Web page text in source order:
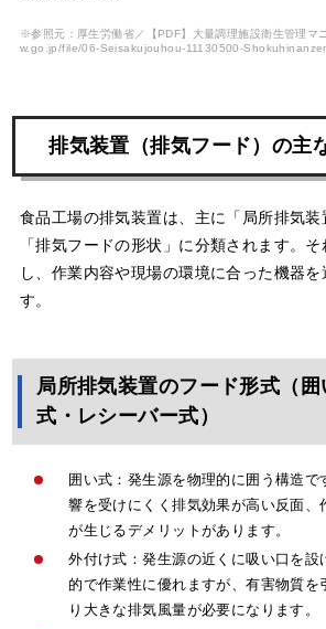
※参照元：厚生労働省／【PDF】大量調理施設衛生管理マ
w.go.jp/file/06-Seisakujouhou-11130500-
排気装置（排気フード）の主
食品工場の排気装置は、主に「局所排気装
「排気フードの形状」に分類されます。
し、作業内容や現場の環境に合った機器
す。
局所排気装置のフード形式（
式・レシーバー式）
囲い式：発生源を物理的に囲う構造で
響を受けにくく排気効果が高い反面、
が生じるデメリットがあります。
外付け式：発生源の近くに吸い口を設
的で作業性に優れますが、有害物質を
り大きな排気風量が必要になります。